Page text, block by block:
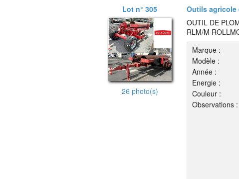
Lot n° 305
Outils agricole
26 photo(s)
OUTIL DE
RLM/M
Marque :
Modèle :
Année :
Energie :
Couleur :
Observations :